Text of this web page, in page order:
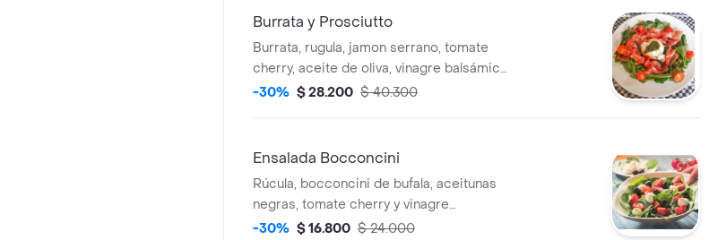
Burrata y Prosciutto
Burrata, rugula, jamon serrano, tomate
cherry, aceite de oliva, vinagre balsámico
y pesto, acompañado con pan focaccia.
-30% $ 28.200 $ 40.300
Ensalada Bocconcini
Rúcula, bocconcini de bufala, aceitunas
negras, tomate cherry y vinagre
balsámico .
-30% $ 16.800 $ 24.000